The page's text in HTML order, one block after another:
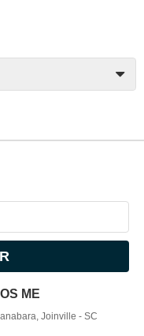
ME
Joinville -SC